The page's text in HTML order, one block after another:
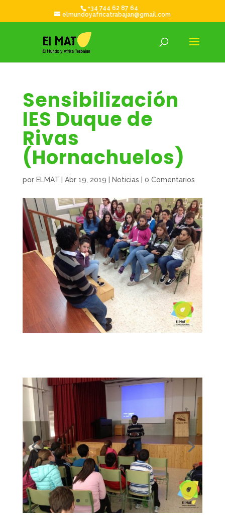
+34 744 62 87 64
elmundoyafricatrabajan@gmail.com
Sensibilización
IES Duque de
Rivas
(Hornachuelos)
por ELMAT Abr 19, 2019 Noticias 0 Comentarios